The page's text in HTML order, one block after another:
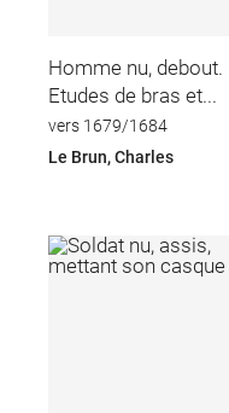
Homme nu, debout.
Etudes de bras et...
vers 1679/1684
Le Brun, Charles